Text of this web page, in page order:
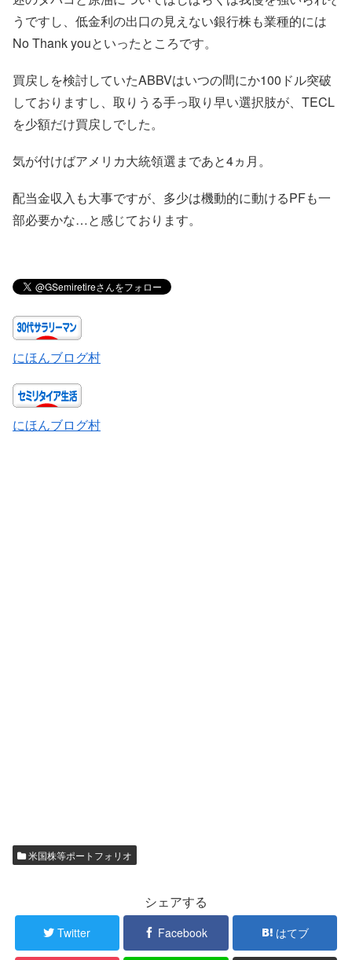
うですし、低金利の出口の見えない銀行株も業種的には
No Thank youといったところです。
買戻しを検討していたABBVはいつの間にか100ドル突破
しておりますし、取りうる手っ取り早い選択肢が、TECL
を少額だけ買戻しでした。
気が付けばアメリカ大統領選まであと4ヵ月。
配当金収入も大事ですが、多少は機動的に動けるPFも一
部必要かな…と感じております。
にほんブログ村
にほんブログ村
米国株等ポートフォリオ
シェアする
Twitter Facebook はてブ